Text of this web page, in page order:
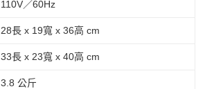
110V／60Hz
28長 x 19寬 x 36高 cm
33長 x 23寬 x 40高 cm
3.8 公斤